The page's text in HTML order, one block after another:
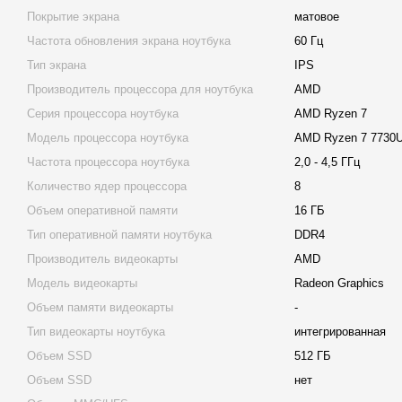
Покрытие экрана
матовое
Частота обновления экрана ноутбука
60 Гц
Тип экрана
IPS
Производитель процессора для ноутбука
AMD
Серия процессора ноутбука
AMD Ryzen 7
Модель процессора ноутбука
AMD Ryzen 7
Частота процессора ноутбука
2,0 - 4,5 ГГц
Количество ядер процессора
8
Объем оперативной памяти
16 ГБ
Тип оперативной памяти ноутбука
DDR4
Производитель видеокарты
AMD
Модель видеокарты
Radeon Graphics
Объем памяти видеокарты
-
Тип видеокарты ноутбука
интегрированная
Объем SSD
512 ГБ
Объем SSD
нет